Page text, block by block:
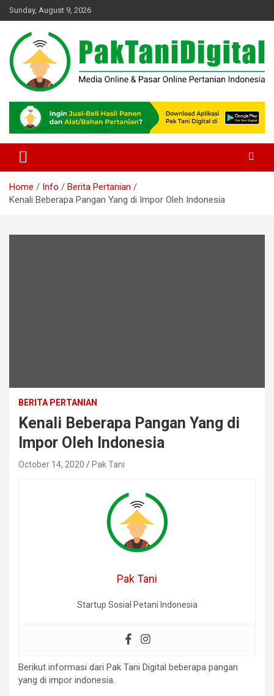
Skip
to
content
Sunday, August 9, 2026
Pak Tani Digital
Home Info
Berita Pertanian
Kenali Beberapa Pangan Yang di Impor Oleh Indonesia
BERITA PERTANIAN
Kenali Beberapa Pangan Yang di
Impor Oleh Indonesia
October 14, 2020 Pak Tani
Pak Tani
Startup Sosial Petani Indonesia
Berikut informasi dari Pak Tani Digital beberapa pangan
yang di impor indonesia.